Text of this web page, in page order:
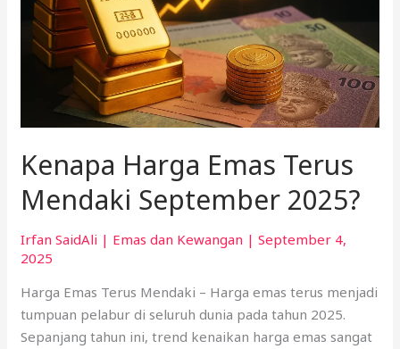
Kenapa Harga Emas Terus
Mendaki September 2025?
Irfan SaidAli | Emas dan Kewangan |September 4,
2025
Harga Emas Terus Mendaki – Harga emas terus menjadi
tumpuan pelabur di seluruh dunia pada tahun 2025.
Sepanjang tahun ini, trend kenaikan harga emas sangat
September
2025?